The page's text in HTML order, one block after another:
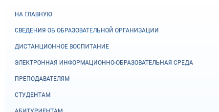
НА ГЛАВНУЮ
СВЕДЕНИЯ ОБ ОБРАЗОВАТЕЛЬНОЙ ОРГАНИЗАЦИИ
ДИСТАНЦИОННОЕ ВОСПИТАНИЕ
ЭЛЕКТРОННАЯ ИНФОРМАЦИОННО-ОБРАЗОВАТЕЛЬНАЯ СРЕДА
ПРЕПОДАВАТЕЛЯМ
СТУДЕНТАМ